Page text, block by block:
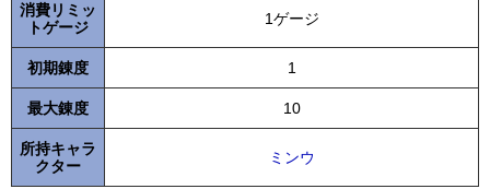
消費リミッ
トゲージ
1ゲージ
初期錬度 1
最大錬度 10
所持キャラ
クター
ミンウ